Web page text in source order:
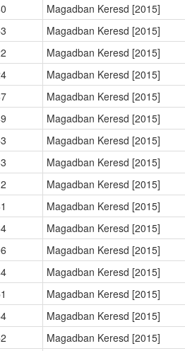
Magadban Keresd [2015]
Magadban Keresd [2015]
Magadban Keresd [2015]
Magadban Keresd [2015]
Magadban Keresd [2015]
Magadban Keresd [2015]
Magadban Keresd [2015]
Magadban Keresd [2015]
Magadban Keresd [2015]
Magadban Keresd [2015]
Magadban Keresd [2015]
Magadban Keresd [2015]
Magadban Keresd [2015]
Magadban Keresd [2015]
Magadban Keresd [2015]
Magadban Keresd [2015]